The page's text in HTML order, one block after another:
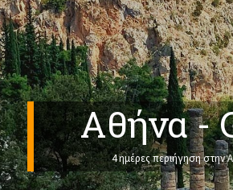
Αθήνα -
4 ημέρες περιήγηση στην